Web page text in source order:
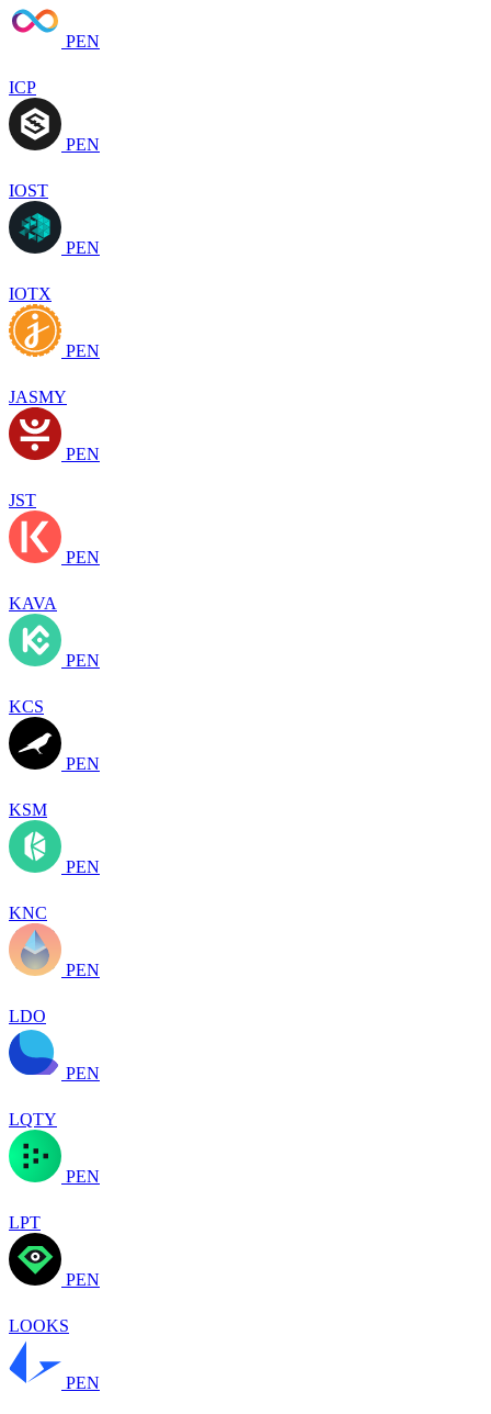
PEN
ICP
PEN
IOST
PEN
IOTX
PEN
JASMY
PEN
JST
PEN
KAVA
PEN
KCS
PEN
KSM
PEN
KNC
PEN
LDO
PEN
LQTY
PEN
LPT
PEN
LOOKS
PEN